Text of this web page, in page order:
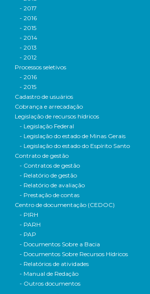
- 2017
- 2016
- 2015
- 2014
- 2013
- 2012
Processos seletivos
- 2016
- 2015
Cadastro de usuários
Cobrança e arrecadação
Legislação de recursos hídricos
- Legislação Federal
- Legislação do estado de Minas Gerais
- Legislação do estado do Espírito Santo
Contrato de gestão
- Contratos de gestão
- Relatório de gestão
- Relatório de avaliação
- Prestação de contas
Centro de documentação (CEDOC)
- PIRH
- PARH
- PAP
- Documentos Sobre a Bacia
- Documentos Sobre Recursos Hídricos
- Relatórios de atividades
- Manual de Redação
- Outros documentos